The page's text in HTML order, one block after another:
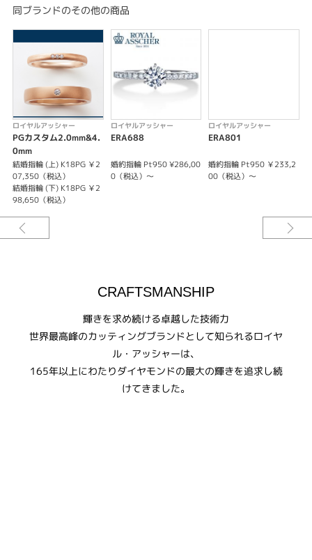
結婚指輪 シンプル
レディース
紹介文
WRB067 / WRA057
なめらかにカーブするアームが目を引くマリッジリング。女性用のリング
は、流れるように配したセンターのダイヤモンドが魅力的。
同ブランドのその他の商品
ロイヤルアッシャー
PGカスタム2.0mm&4.
0mm
結婚指輪 (上) K18PG ￥2
07,350（税込）
結婚指輪 (下) K18PG ￥2
98,650（税込）
ロイヤルアッシャー
ERA688
婚約指輪 Pt950 ¥286,00
0（税込）～
ロイヤルアッシャー
ERA801
婚約指輪 Pt950 ￥233,2
00（税込）～
CRAFTSMANSHIP
輝きを求め続ける卓越した技術力
世界最高峰のカッティングブランドとして知られるロイヤ
ル・アッシャーは、
165年以上にわたりダイヤモンドの最大の輝きを追求し続
けてきました。